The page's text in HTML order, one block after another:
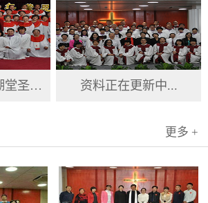
2015年12月，罗湖堂圣诞节 资料正在更新中...
更多 +